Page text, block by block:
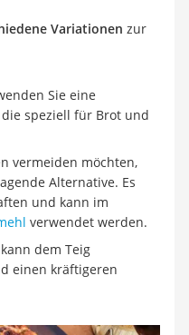
Variationen zur
Sie eine
speziell für Brot und
vermeiden möchten,
Alternative. Es
und kann im
verwendet werden.
dem Teig
einen kräftigeren